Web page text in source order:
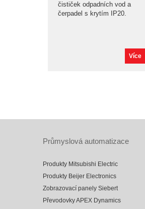
čističek odpadních vod a
čerpadel s krytím IP20.
Více
Průmyslová automatizace
Produkty Mitsubishi Electric
Produkty Beijer Electronics
Zobrazovací panely Siebert
Převodovky APEX Dynamics